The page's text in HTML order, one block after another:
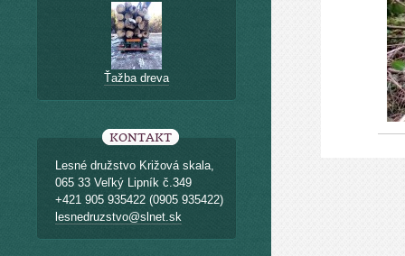
Ťažba dreva
KONTAKT
Lesné družstvo Križová skala,
065 33 Veľký Lipník č.349
+421 905 935422 (0905 935422)
lesnedruzstvo@slnet.sk